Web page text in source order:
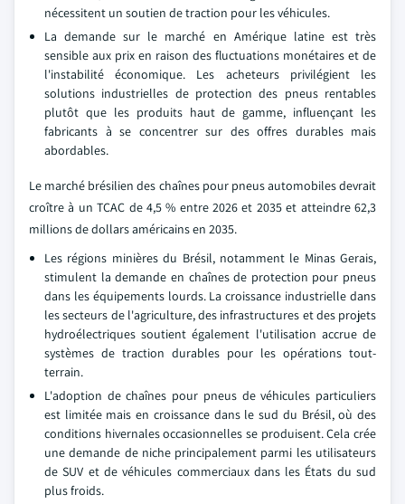
nécessitent un soutien de traction pour les véhicules.
La demande sur le marché en Amérique latine est très
sensible aux prix en raison des fluctuations monétaires et de
l'instabilité économique. Les acheteurs privilégient les
solutions industrielles de protection des pneus rentables
plutôt que les produits haut de gamme, influençant les
fabricants à se concentrer sur des offres durables mais
abordables.
Le marché brésilien des chaînes pour pneus automobiles devrait
croître à un TCAC de 4,5 % entre 2026 et 2035 et atteindre 62,3
millions de dollars américains en 2035.
Les régions minières du Brésil, notamment le Minas Gerais,
stimulent la demande en chaînes de protection pour pneus
dans les équipements lourds. La croissance industrielle dans
les secteurs de l'agriculture, des infrastructures et des projets
hydroélectriques soutient également l'utilisation accrue de
systèmes de traction durables pour les opérations tout-
terrain.
L'adoption de chaînes pour pneus de véhicules particuliers
est limitée mais en croissance dans le sud du Brésil, où des
conditions hivernales occasionnelles se produisent. Cela crée
une demande de niche principalement parmi les utilisateurs
de SUV et de véhicules commerciaux dans les États du sud
plus froids.